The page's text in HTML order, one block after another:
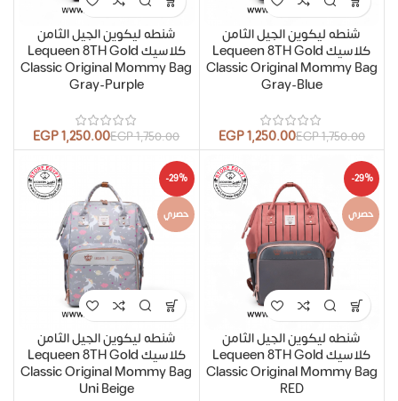
شنطه ليكوين الجيل الثامن
كلاسيك Lequeen 8TH Gold
Classic Original Mommy Bag
Gray-Blue
1,750.00
EGP
1,250.00
EGP
شنطه ليكوين الجيل الثامن
كلاسيك Lequeen 8TH Gold
Classic Original Mommy Bag
Gray-Purple
1,750.00
EGP
1,250.00
EGP
-29%
حصري
شنطه ليكوين الجيل الثامن
كلاسيك Lequeen 8TH Gold
Classic Original Mommy Bag
RED
-29%
حصري
شنطه ليكوين الجيل الثامن
كلاسيك Lequeen 8TH Gold
Classic Original Mommy Bag
Uni Beige